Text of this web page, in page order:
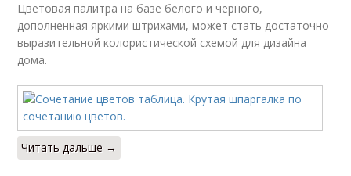
Цветовая палитра на базе белого и черного,
дополненная яркими штрихами, может стать достаточно
выразительной колористической схемой для дизайна
дома.
Читать дальше →